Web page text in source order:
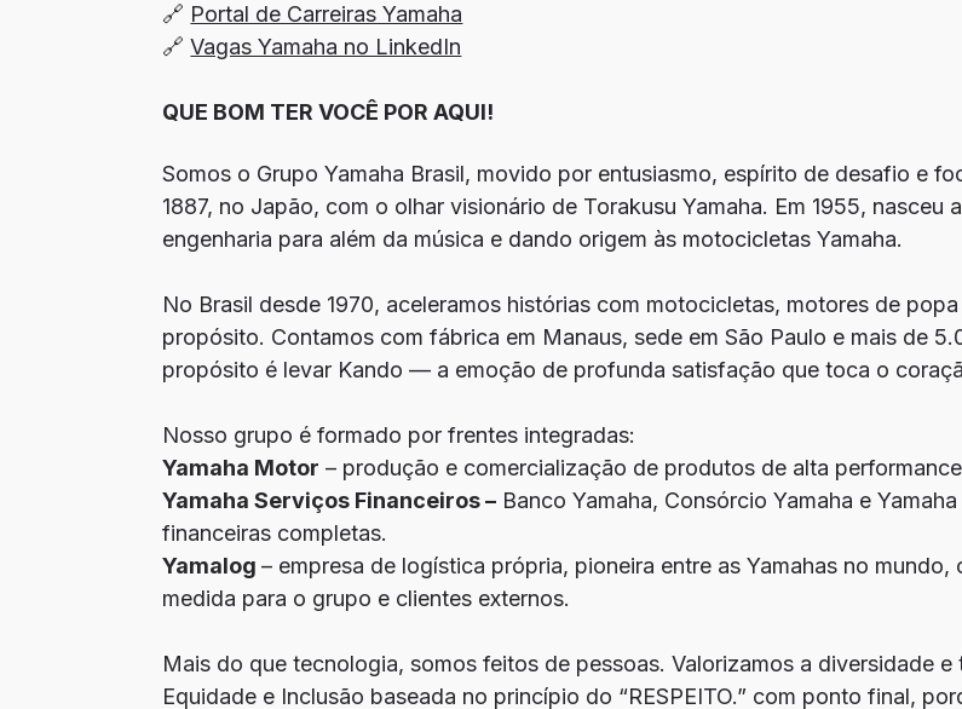
🔗 Portal de Carreiras Yamaha
🔗Vagas Yamaha no LinkedIn
QUE BOM TER VOCÊ POR AQUI!
Somos o Grupo Yamaha Brasil, movido por entusiasmo, espírito de desafio e
1887, no Japão, com o olhar visionário de Torakusu Yamaha. Em 1955, nasceu
engenharia para além da música e dando origem às motocicletas Yamaha.
No Brasil desde 1970, aceleramos histórias com motocicletas, motores de
propósito. Contamos com fábrica em Manaus, sede em São Paulo e mais de
propósito é levar Kando — a emoção de profunda satisfação que toca o
Nosso grupo é formado por frentes integradas:
Yamaha Motor – produção e comercialização de produtos de alta
Yamaha Serviços Financeiros – Banco Yamaha, Consórcio Yamaha e
financeiras completas.
Yamalog– empresa de logística própria, pioneira entre as Yamahas no
medida para o grupo e clientes externos.
Mais do que tecnologia, somos feitos de pessoas. Valorizamos a diversidade
Equidade e Inclusão baseada no princípio do “RESPEITO.” com ponto final,